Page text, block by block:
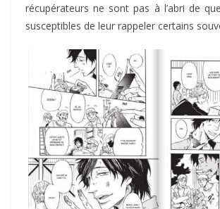
récupérateurs ne sont pas à l’abri de
susceptibles de leur rappeler certains